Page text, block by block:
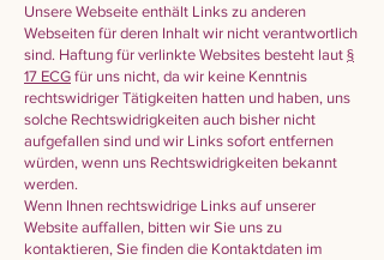
Unsere Webseite enthält Links zu anderen
Webseiten für deren Inhalt wir nicht verantwortlich
sind. Haftung für verlinkte Websites besteht laut §
17 ECG für uns nicht, da wir keine Kenntnis
rechtswidriger Tätigkeiten hatten und haben, uns
solche Rechtswidrigkeiten auch bisher nicht
aufgefallen sind und wir Links sofort entfernen
würden, wenn uns Rechtswidrigkeiten bekannt
werden.
Wenn Ihnen rechtswidrige Links auf unserer
Website auffallen, bitten wir Sie uns zu
kontaktieren, Sie finden die Kontaktdaten im